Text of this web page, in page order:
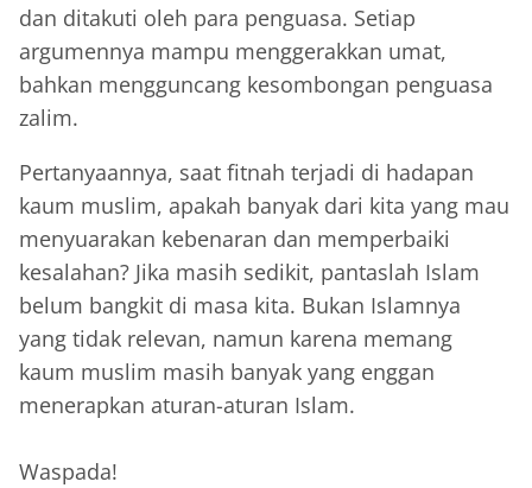
dan ditakuti oleh para penguasa. Setiap
argumennya mampu menggerakkan umat,
bahkan mengguncang kesombongan penguasa
zalim.
Pertanyaannya, saat fitnah terjadi di hadapan
kaum muslim, apakah banyak dari kita yang mau
menyuarakan kebenaran dan memperbaiki
kesalahan? Jika masih sedikit, pantaslah Islam
belum bangkit di masa kita. Bukan Islamnya
yang tidak relevan, namun karena memang
kaum muslim masih banyak yang enggan
menerapkan aturan-aturan Islam.
Waspada!